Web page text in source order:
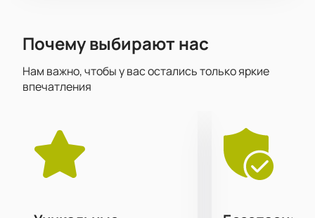
Почему выбирают нас
Нам важно, чтобы у вас остались только яркие
впечатления